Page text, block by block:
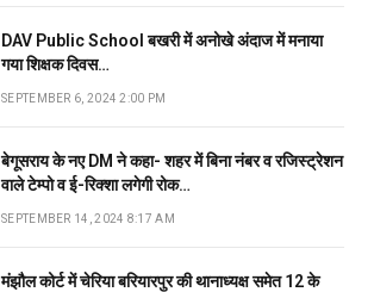
DAV Public School बखरी में अनोखे अंदाज में मनाया
गया शिक्षक दिवस…
SEPTEMBER 6, 2024 2:00 PM
बेगूसराय के नए DM ने कहा- शहर में बिना नंबर व रजिस्ट्रेशन
वाले टेम्पो व ई-रिक्शा लगेगी रोक…
SEPTEMBER 14, 2024 8:17 AM
मंझौल कोर्ट में चेरिया बरियारपुर की थानाध्यक्ष समेत 12 के